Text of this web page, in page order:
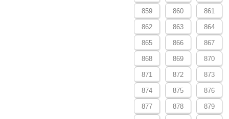
859 860 861
862 863 864
865 866 867
868 869 870
871 872 873
874 875 876
877 878 879